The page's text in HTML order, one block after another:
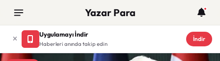
Yazar Para
Uygulamayı İndir
Haberleri anında takip edin
İndir